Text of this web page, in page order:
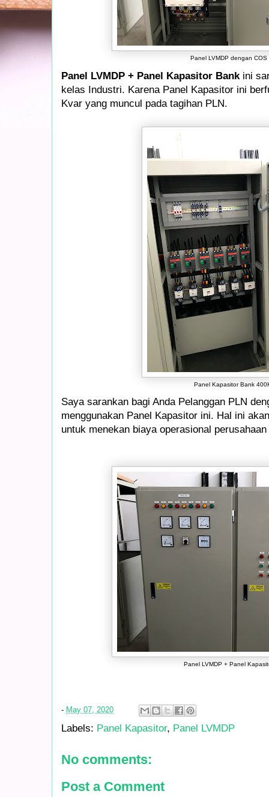
Panel LVMDP dengan COS
Panel LVMDP + Panel Kapasitor Bank ini
kelas Industri. Karena Panel Kapasitor ini
Kvar yang muncul pada tagihan PLN.
Panel Kapasitor Bank
Saya sarankan bagi Anda Pelanggan PLN
menggunakan Panel Kapasitor ini. Hal ini
untuk menekan biaya operasional perusahaan
Panel LVMDP + Panel
- May 07, 2020
Labels: Panel Kapasitor, Panel LVMDP
No comments:
Post a Comment